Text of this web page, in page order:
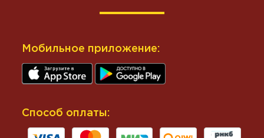
Мобильное приложение:
Способ оплаты: